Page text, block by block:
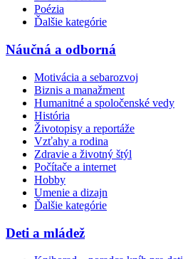
Poézia
Ďalšie kategórie
Náučná a odborná
Motivácia a sebarozvoj
Biznis a manažment
Humanitné a spoločenské vedy
História
Životopisy a reportáže
Vzťahy a rodina
Zdravie a životný štýl
Počítače a internet
Hobby
Umenie a dizajn
Ďalšie kategórie
Deti a mládež